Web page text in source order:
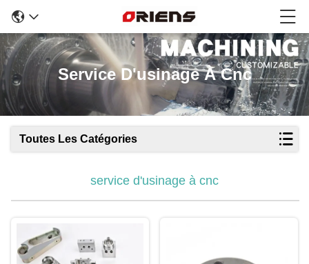
Service D'usinage À Cnc
Toutes Les Catégories
service d'usinage à cnc